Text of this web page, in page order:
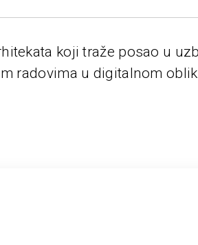
koji traže posao u
radovima u digitalnom